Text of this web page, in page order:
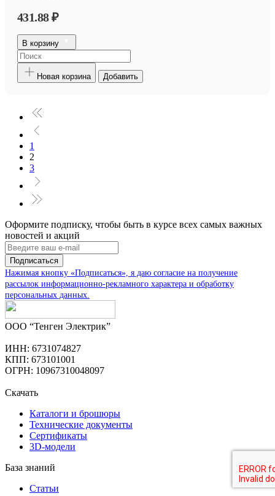
431.88 ₽
В корзину
Новая корзина Добавить
1
2
3
Оформите подписку, чтобы быть в курсе всех самых важных
новостей и акций
Подписаться
Нажимая кнопку «Подписаться», я даю согласие на получение
рассылок информационно-рекламного характера и обработку
персональных данных
ООО “Тенген Электрик”
ИНН: 6731074827
КПП: 673101001
ОГРН: 10967310048097
Скачать
Каталоги и брошюры
Технические документы
Сертификаты
3D-модели
База знаний
Статьи